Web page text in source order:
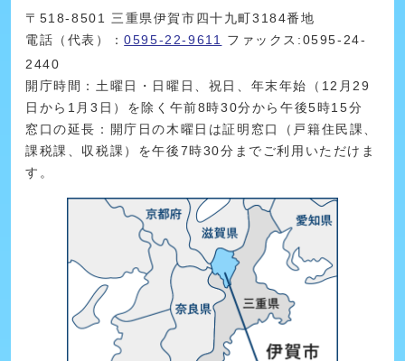
〒518-8501 三重県伊賀市四十九町3184番地
電話（代表）：0595-22-9611
ファックス:0595-24-
2440
開庁時間：土曜日・日曜日、祝日、年末年始（12月29
日から1月3日）を除く午前8時30分から午後5時15分
窓口の延長：開庁日の木曜日は証明窓口（戸籍住民課、
課税課、収税課）を午後7時30分までご利用いただけま
す。